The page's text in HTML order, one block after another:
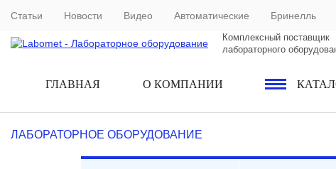
Статьи Новости Видео Автоматические Бринелль
Комплексный поставщик
лабораторного
ГЛАВНАЯ О КОМПАНИИ
ЛАБОРАТОРНОЕ ОБОРУДОВАНИЕ